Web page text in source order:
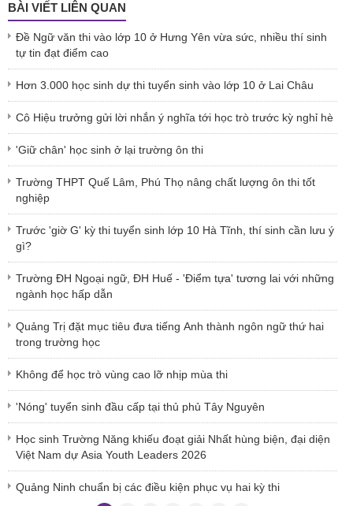
BÀI VIẾT LIÊN QUAN
Đề Ngữ văn thi vào lớp 10 ở Hưng Yên vừa sức, nhiều thí sinh
tự tin đạt điểm cao
Hơn 3.000 học sinh dự thi tuyển sinh vào lớp 10 ở Lai Châu
Cô Hiệu trưởng gửi lời nhắn ý nghĩa tới học trò trước kỳ nghỉ hè
'Giữ chân' học sinh ở lại trường ôn thi
Trường THPT Quế Lâm, Phú Thọ nâng chất lượng ôn thi tốt
nghiệp
Trước 'giờ G' kỳ thi tuyển sinh lớp 10 Hà Tĩnh, thí sinh cần lưu ý
gì?
Trường ĐH Ngoại ngữ, ĐH Huế - 'Điểm tựa' tương lai với những
ngành học hấp dẫn
Quảng Trị đặt mục tiêu đưa tiếng Anh thành ngôn ngữ thứ hai
trong trường học
Không để học trò vùng cao lỡ nhịp mùa thi
'Nóng' tuyển sinh đầu cấp tại thủ phủ Tây Nguyên
Học sinh Trường Năng khiếu đoạt giải Nhất hùng biện, đại diện
Việt Nam dự Asia Youth Leaders 2026
Quảng Ninh chuẩn bị các điều kiện phục vụ hai kỳ thi